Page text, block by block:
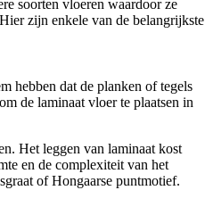
soorten vloeren waardoor ze
zijn enkele van de belangrijkste
hebben dat de planken of tegels
de laminaat vloer te plaatsen in
Het leggen van laminaat kost
en de complexiteit van het
of Hongaarse puntmotief.